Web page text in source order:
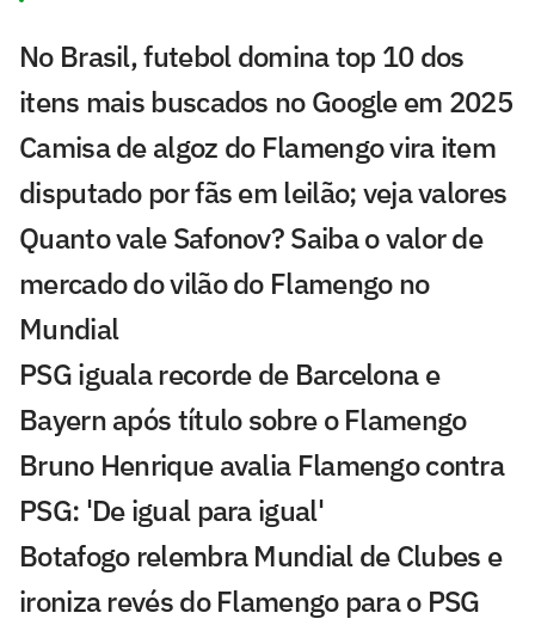
No Brasil, futebol domina top 10 dos
itens mais buscados no Google em 2025
Camisa de algoz do Flamengo vira item
disputado por fãs em leilão; veja valores
Quanto vale Safonov? Saiba o valor de
mercado do vilão do Flamengo no
Mundial
PSG iguala recorde de Barcelona e
Bayern após título sobre o Flamengo
Bruno Henrique avalia Flamengo contra
PSG: 'De igual para igual'
Botafogo relembra Mundial de Clubes e
ironiza revés do Flamengo para o PSG